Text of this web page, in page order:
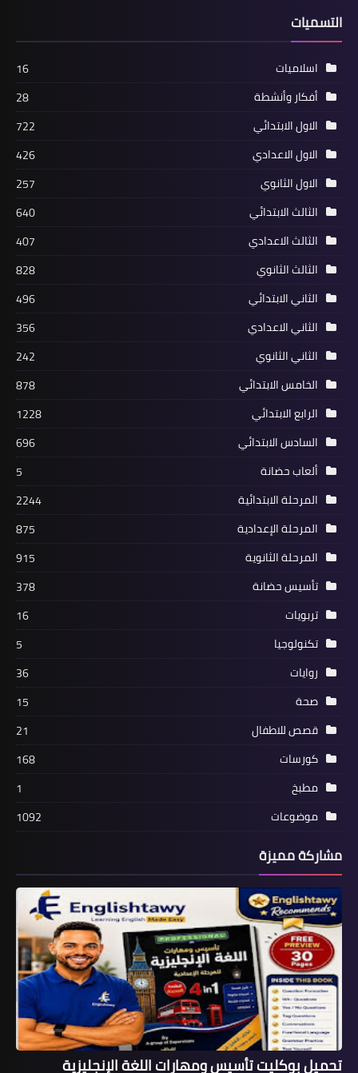
التسميات
اسلاميات
16
أفكار وأنشطة
28
الاول الابتدائي
722
الاول الاعدادي
426
الاول الثانوي
257
الثالث الابتدائي
640
الثالث الاعدادي
407
الثالث الثانوي
828
الثاني الابتدائي
496
الثاني الاعدادي
356
الثاني الثانوي
242
الخامس الابتدائي
878
الرابع الابتدائي
1228
السادس الابتدائي
696
ألعاب حضانة
5
المرحلة الابتدائية
2244
المرحلة الإعدادية
875
المرحلة الثانوية
915
تأسيس حضانة
378
تربويات
16
تكنولوجيا
5
روايات
36
صحة
15
قصص للاطفال
21
كورسات
168
مطبخ
1
موضوعات
1092
مشاركة مميزة
تحميل بوكليت تأسيس ومهارات اللغة الإنجليزية